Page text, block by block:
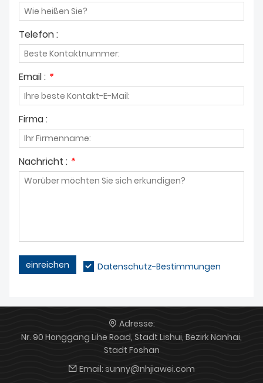
Telefon :
Email : *
Firma :
Nachricht : *
einreichen Datenschutz-Bestimmungen
Adresse:
Nr. 90 Honggang Lihe Road, Stadt Lishui, Bezirk Nanhai,
Stadt Foshan
Email: sunny@nhjiawei.com